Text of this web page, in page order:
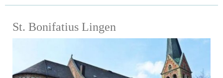
St. Bonifatius Lingen